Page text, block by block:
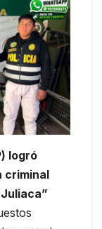
logró
criminal